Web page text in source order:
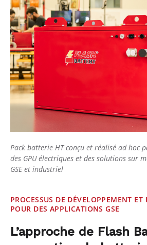
Pack batterie HT conçu et réalisé ad hoc
des GPU électriques et des solutions sur
GSE et industriel
PROCESSUS DE DÉVELOPPEMENT
POUR DES APPLICATIONS GSE
L’approche de Flash